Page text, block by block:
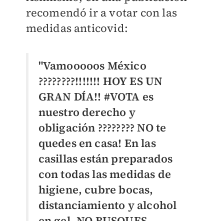
recomendó ir a votar con las
medidas anticovid:
"Vamooooos México
????????!!!!!!! HOY ES UN
GRAN DÍA!! #VOTA es
nuestro derecho y
obligación ???????? NO te
quedes en casa! En las
casillas están preparados
con todas las medidas de
higiene, cubre bocas,
distanciamiento y alcohol